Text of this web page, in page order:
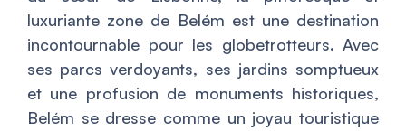
luxuriante zone de Belém est une destination
incontournable pour les globetrotteurs. Avec
ses parcs verdoyants, ses jardins somptueux
et une profusion de monuments historiques,
Belém se dresse comme un joyau touristique